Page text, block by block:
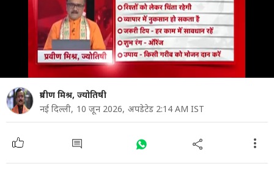
प्रवीण मिश्र, ज्योतिषी
नई दिल्ली, 10 जून 2026, अपडेटेड 2:14 AM IST